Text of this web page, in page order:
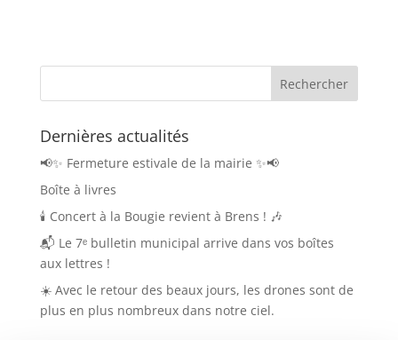
Dernières actualités
📢✨ Fermeture estivale de la mairie ✨📢
Boîte à livres
🕯️ Concert à la Bougie revient à Brens ! 🎶
📬 Le 7ᵉ bulletin municipal arrive dans vos boîtes
aux lettres !
☀️ Avec le retour des beaux jours, les drones sont de
plus en plus nombreux dans notre ciel.